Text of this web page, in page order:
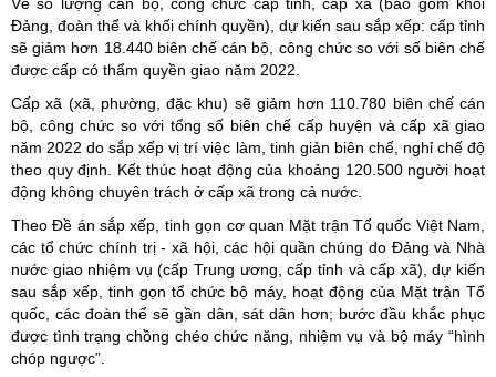
Đảng, đoàn thể và khối chính quyền), dự kiến sau sắp xếp: cấp tỉnh
sẽ giảm hơn 18.440 biên chế cán bộ, công chức so với số biên chế
được cấp có thẩm quyền giao năm 2022.
Cấp xã (xã, phường, đặc khu) sẽ giảm hơn 110.780 biên chế cán
bộ, công chức so với tổng số biên chế cấp huyện và cấp xã giao
năm 2022 do sắp xếp vị trí việc làm, tinh giản biên chế, nghỉ chế độ
theo quy định. Kết thúc hoạt động của khoảng 120.500 người hoạt
động không chuyên trách ở cấp xã trong cả nước.
Theo Đề án sắp xếp, tinh gọn cơ quan Mặt trận Tổ quốc Việt Nam,
các tổ chức chính trị - xã hội, các hội quần chúng do Đảng và Nhà
nước giao nhiệm vụ (cấp Trung ương, cấp tỉnh và cấp xã), dự kiến
sau sắp xếp, tinh gọn tổ chức bộ máy, hoạt động của Mặt trận Tổ
quốc, các đoàn thể sẽ gần dân, sát dân hơn; bước đầu khắc phục
được tình trạng chồng chéo chức năng, nhiệm vụ và bộ máy “hình
chóp ngược”.